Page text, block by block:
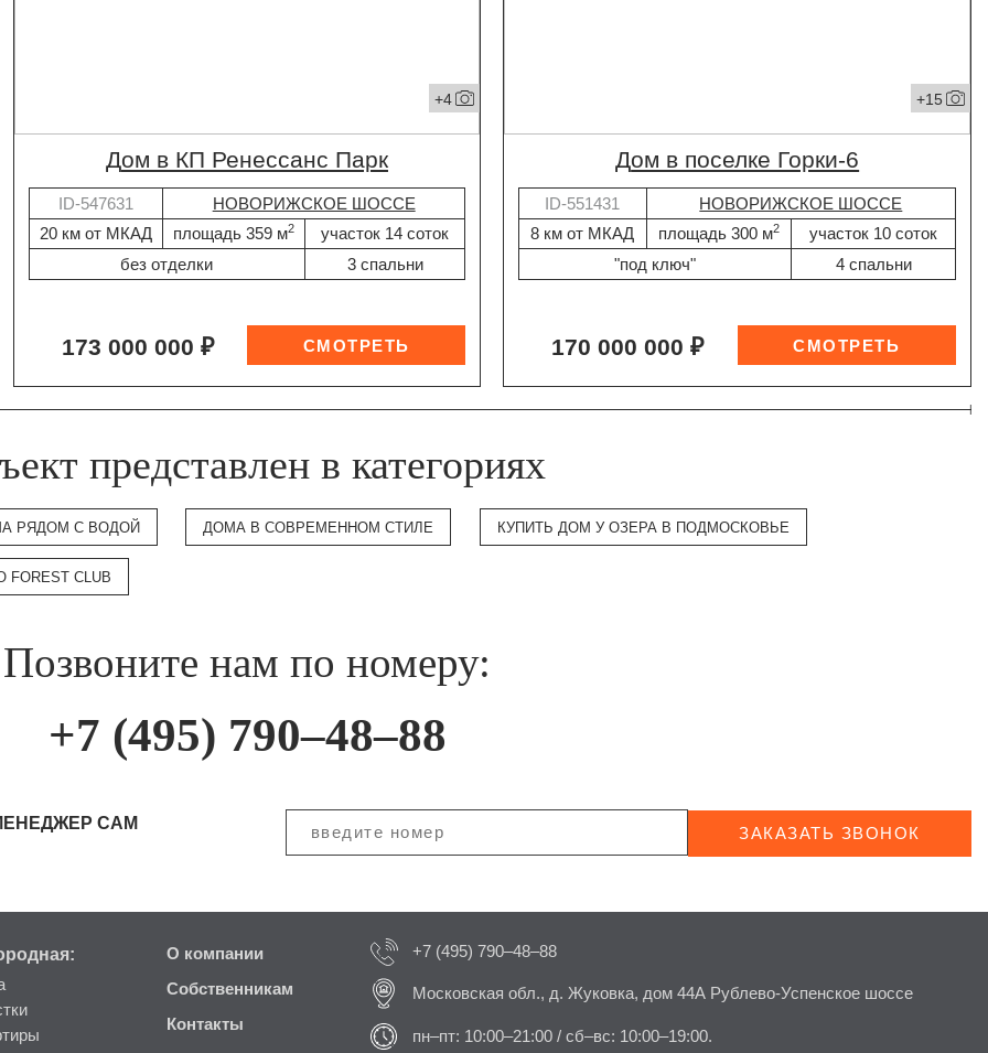
+4
дом в КП Ренессанс Парк
ID-547631
НОВОРИЖСКОЕ ШОССЕ
20 км от МКАД
площадь 359 м2
участок 14 соток
без отделки
3 спальни
173 000 000 ₽
+15
дом в поселке Горки-6
ID-551431
НОВОРИЖСКОЕ ШОССЕ
8 км от МКАД
площадь 300 м2
участок 10 соток
"под ключ"
4 спальни
170 000 000 ₽
представлен в категориях
РЯДОМ С ВОДОЙ ДОМА В СОВРЕМЕННОМ СТИЛЕ КУПИТЬ ДОМ У ОЗЕРА В ПОДМОСКОВЬЕ
CLUB
Позвоните нам по номеру:
+7 (495) 790–48–88
САМ
ЗАКАЗАТЬ ЗВОНОК
О компании
Собственникам
Контакты
+7 (495) 790–48–88
Московская обл., д. Жуковка, дом 44А Рублево-Успенское шоссе
пн–пт: 10:00–21:00 / сб–вс: 10:00–19:00.